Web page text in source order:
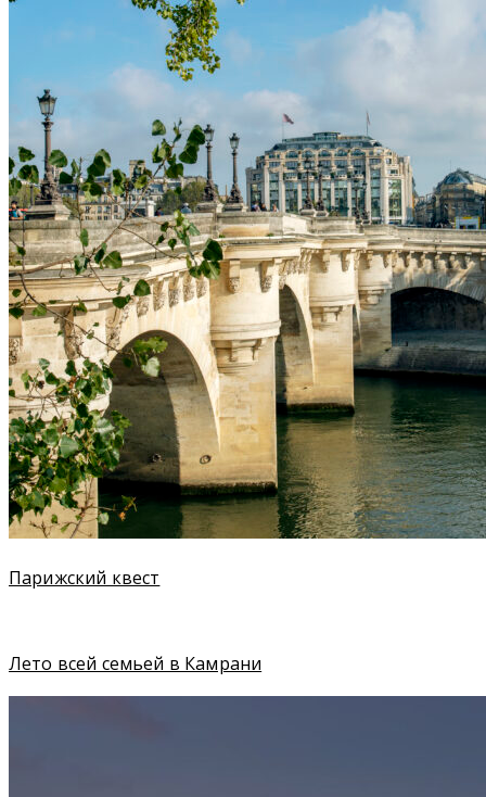
Парижский квест
Лето всей семьей в Камрани